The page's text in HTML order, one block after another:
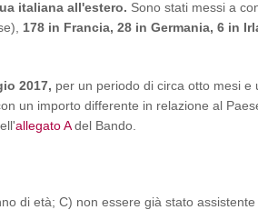
italiana all'estero. Sono stati messi a
178 in Francia, 28 in Germania, 6 in
2017, per un periodo di circa otto mesi e
un importo differente in relazione al
allegato Adel Bando.
di età; C) non essere già stato